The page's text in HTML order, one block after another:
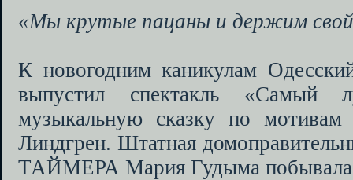
«Мы крутые пацаны и держим
К новогодним каникулам
выпустил спектакль «Самый
музыкальную сказку по мотивам
Линдгрен. Штатная
ТАЙМЕРА Мария Гудыма побывала